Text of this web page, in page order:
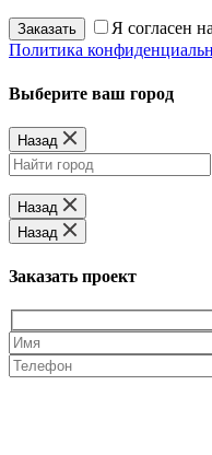
Заказать
Я согласен
Политика
Выберите ваш город
Назад
Назад
Назад
Заказать проект